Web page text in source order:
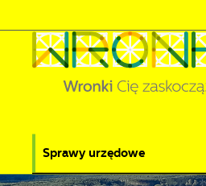
Sprawy urzędowe